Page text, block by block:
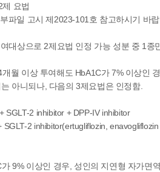
요법
파일 고시 제2023-101호 참고하시기 바
상으로 2제요법 인정 가능 성분 중 1종
월 이상 투여해도 HbA1C가 7% 이상인
아니되나, 다음의 3제요법은 인정함.
2 inhibitor + DPP-IV inhibitor
2 inhibitor(ertugliflozin, enavogliflozin
9% 이상인 경우, 성인의 지연형 자가면